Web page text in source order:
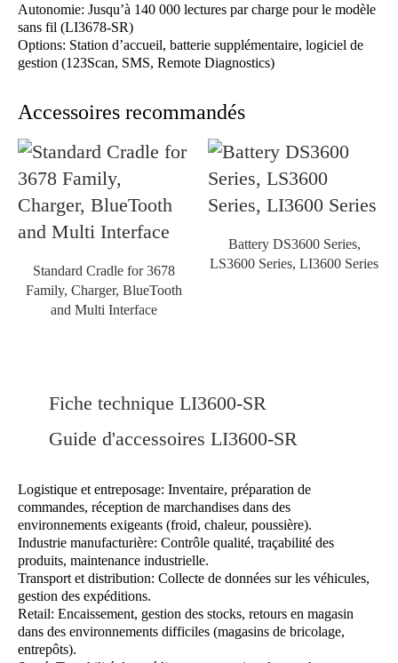
Autonomie: Jusqu’à 140 000 lectures par charge pour le modèle
sans fil (LI3678-SR)
Options: Station d’accueil, batterie supplémentaire, logiciel de
gestion (123Scan, SMS, Remote Diagnostics)
Accessoires recommandés
Standard Cradle for 3678
Family, Charger, BlueTooth
and Multi Interface
Battery DS3600 Series,
LS3600 Series, LI3600 Series
Fiche technique LI3600-SR
Guide d'accessoires LI3600-SR
Logistique et entreposage: Inventaire, préparation de
commandes, réception de marchandises dans des
environnements exigeants (froid, chaleur, poussière).
Industrie manufacturière: Contrôle qualité, traçabilité des
produits, maintenance industrielle.
Transport et distribution: Collecte de données sur les véhicules,
gestion des expéditions.
Retail: Encaissement, gestion des stocks, retours en magasin
dans des environnements difficiles (magasins de bricolage,
entrepôts).